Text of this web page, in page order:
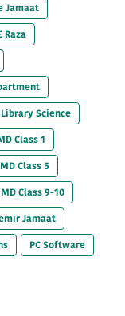
Jamaat
Raza
Library Science
Class 1
MD Class 5
MD Class 9-10
Jamaat
PC Software